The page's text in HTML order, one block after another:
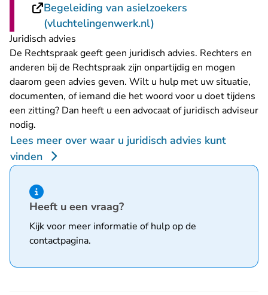
Begeleiding van asielzoekers
(vluchtelingenwerk.nl)
Juridisch advies
De Rechtspraak geeft geen juridisch advies. Rechters en
anderen bij de Rechtspraak zijn onpartijdig en mogen
daarom geen advies geven. Wilt u hulp met uw situatie,
documenten, of iemand die het woord voor u doet tijdens
een zitting? Dan heeft u een advocaat of juridisch adviseur
nodig.
Lees meer over waar u juridisch advies kunt
vinden
Hint van type informatie
Heeft u een vraag?
Kijk voor meer informatie of hulp op de
contactpagina.